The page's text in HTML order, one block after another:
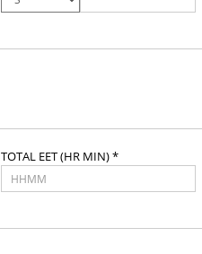
TOTAL EET (HR MIN) *